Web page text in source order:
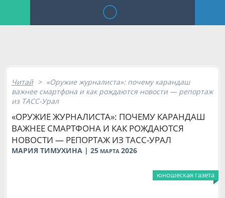
Читай > «Оружие журналиста»: почему карандаш
важнее смартфона и как рождаются новости — репортаж
из ТАСС-Урал
«ОРУЖИЕ ЖУРНАЛИСТА»: ПОЧЕМУ КАРАНДАШ
ВАЖНЕЕ СМАРТФОНА И КАК РОЖДАЮТСЯ
НОВОСТИ — РЕПОРТАЖ ИЗ ТАСС-УРАЛ
МАРИЯ ТИМУХИНА | 25 МАРТА 2026
юношеская газета